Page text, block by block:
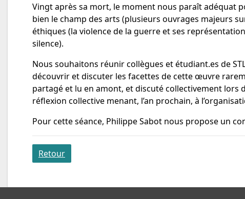
Vingt après sa mort, le moment nous paraît adéquat
bien le champ des arts (plusieurs ouvrages majeurs
éthiques (la violence de la guerre et ses
silence).
Nous souhaitons réunir collègues et étudiant.es de
découvrir et discuter les facettes de cette œuvre
partagé et lu en amont, et discuté collectivement lors
réflexion collective menant, l’an prochain, à
Pour cette séance, Philippe Sabot nous propose un
Retour